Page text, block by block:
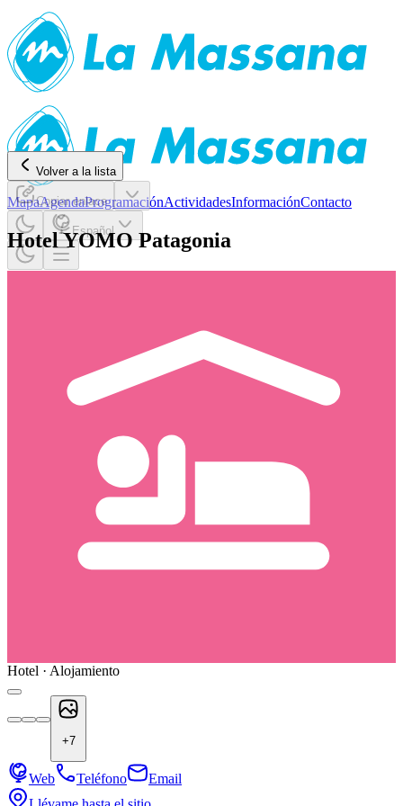
MapaAgendaProgramaciónActividadesInformaciónContacto
Español
Volver a la lista
Copiar enlace
Hotel YOMO Patagonia
Hotel · Alojamiento
+7
Web Teléfono
Email